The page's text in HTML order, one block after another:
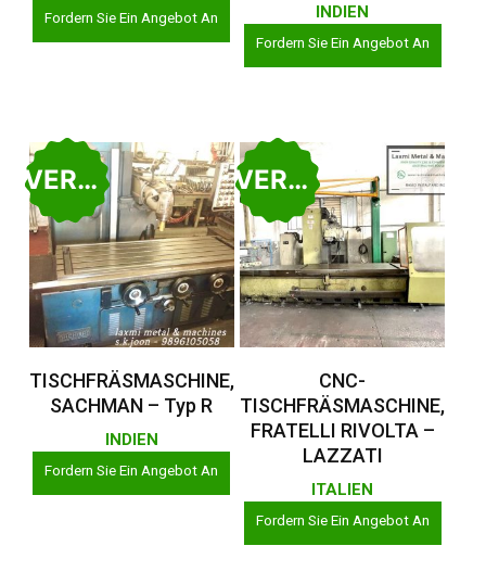
Fordern Sie Ein Angebot An INDIEN
Fordern Sie Ein Angebot An
VERKAUFT
Weiterlesen
TISCHFRÄSMASCHINE,
SACHMAN – Typ R
INDIEN
Fordern Sie Ein Angebot An
VERKAUFT
Weiterlesen
CNC-
TISCHFRÄSMASCHINE,
FRATELLI RIVOLTA –
LAZZATI
ITALIEN
Fordern Sie Ein Angebot An